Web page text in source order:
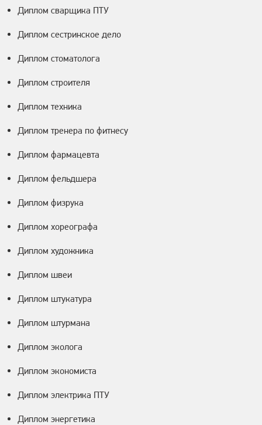
Диплом сварщика ПТУ
Диплом сестринское дело
Диплом стоматолога
Диплом строителя
Диплом техника
Диплом тренера по фитнесу
Диплом фармацевта
Диплом фельдшера
Диплом физрука
Диплом хореографа
Диплом художника
Диплом швеи
Диплом штукатура
Диплом штурмана
Диплом эколога
Диплом экономиста
Диплом электрика ПТУ
Диплом энергетика